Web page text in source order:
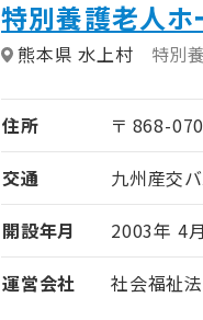
特別養護老人ホ
熊本県 水上村 特別
住所
〒 868-
交通
九州産交
開設年月
2003年 4月
運営会社
社会福祉